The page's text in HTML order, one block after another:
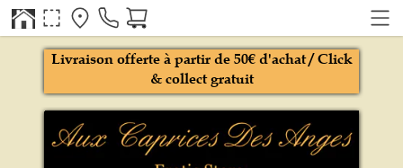
Livraison offerte à partir de 50€ d'achat / Click
& collect gratuit